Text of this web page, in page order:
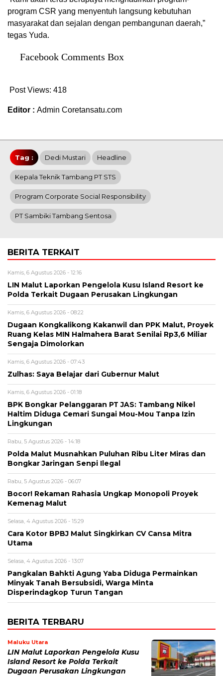
program CSR yang menyentuh langsung kebutuhan
masyarakat dan sejalan dengan pembangunan daerah,”
tegas Yuda.
Facebook Comments Box
Post Views: 418
Editor : Admin Coretansatu.com
Tag : Dedi Mustari Headline
Kepala Teknik Tambang PT STS
Program Corporate Social Responsibility
PT Sambiki Tambang Sentosa
BERITA TERKAIT
Kamis, 6 Agustus 2026 - 12:16
LIN Malut Laporkan Pengelola Kusu Island Resort ke
Polda Terkait Dugaan Perusakan Lingkungan
Kamis, 6 Agustus 2026 - 08:22
Dugaan Kongkalikong Kakanwil dan PPK Malut, Proyek
Ruang Kelas MIN Halmahera Barat Senilai Rp3,6 Miliar
Sengaja Dimolorkan
Kamis, 6 Agustus 2026 - 07:43
Zulhas: Saya Belajar dari Gubernur Malut
Kamis, 6 Agustus 2026 - 01:18
BPK Bongkar Pelanggaran PT JAS: Tambang Nikel
Haltim Diduga Cemari Sungai Mou-Mou Tanpa Izin
Lingkungan
Rabu, 5 Agustus 2026 - 14:18
Polda Malut Musnahkan Puluhan Ribu Liter Miras dan
Bongkar Jaringan Senpi Ilegal
Rabu, 5 Agustus 2026 - 06:07
Bocor! Rekaman Rahasia Ungkap Monopoli Proyek
Kemenag Malut
Selasa, 4 Agustus 2026 - 15:29
Cara Kotor BPBJ Malut Singkirkan CV Cansa Mitra
Utama
Selasa, 4 Agustus 2026 - 13:07
Pangkalan Bahkti Agung Yaba Diduga Permainkan
Minyak Tanah Bersubsidi, Warga Minta
Disperindagkop Turun Tangan
BERITA TERBARU
Maluku Utara
LIN Malut Laporkan Pengelola Kusu
Island Resort ke Polda Terkait
Dugaan Perusakan Lingkungan